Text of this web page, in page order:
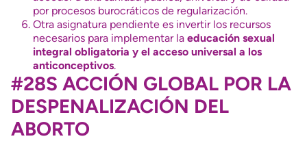
por procesos burocráticos de regularización.
Otra asignatura pendiente es invertir los recursos
necesarios para implementar la educación sexual
integral obligatoria y el acceso universal a los
anticonceptivos.
#28S ACCIÓN GLOBAL POR LA
DESPENALIZACIÓN DEL
ABORTO